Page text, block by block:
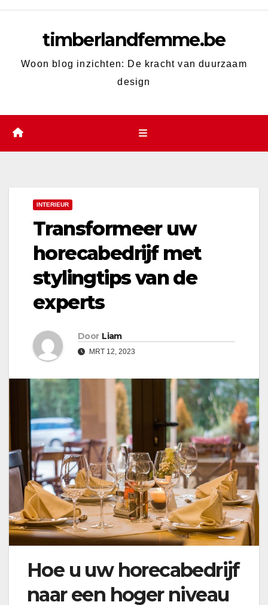
timberlandfemme.be
Woon blog inzichten: De kracht van duurzaam
design
INTERIEUR
Transformeer uw
horecabedrijf met
stylingtips van de
experts
Door Liam
MRT 12, 2023
Hoe u uw horecabedrijf
naar een hoger niveau